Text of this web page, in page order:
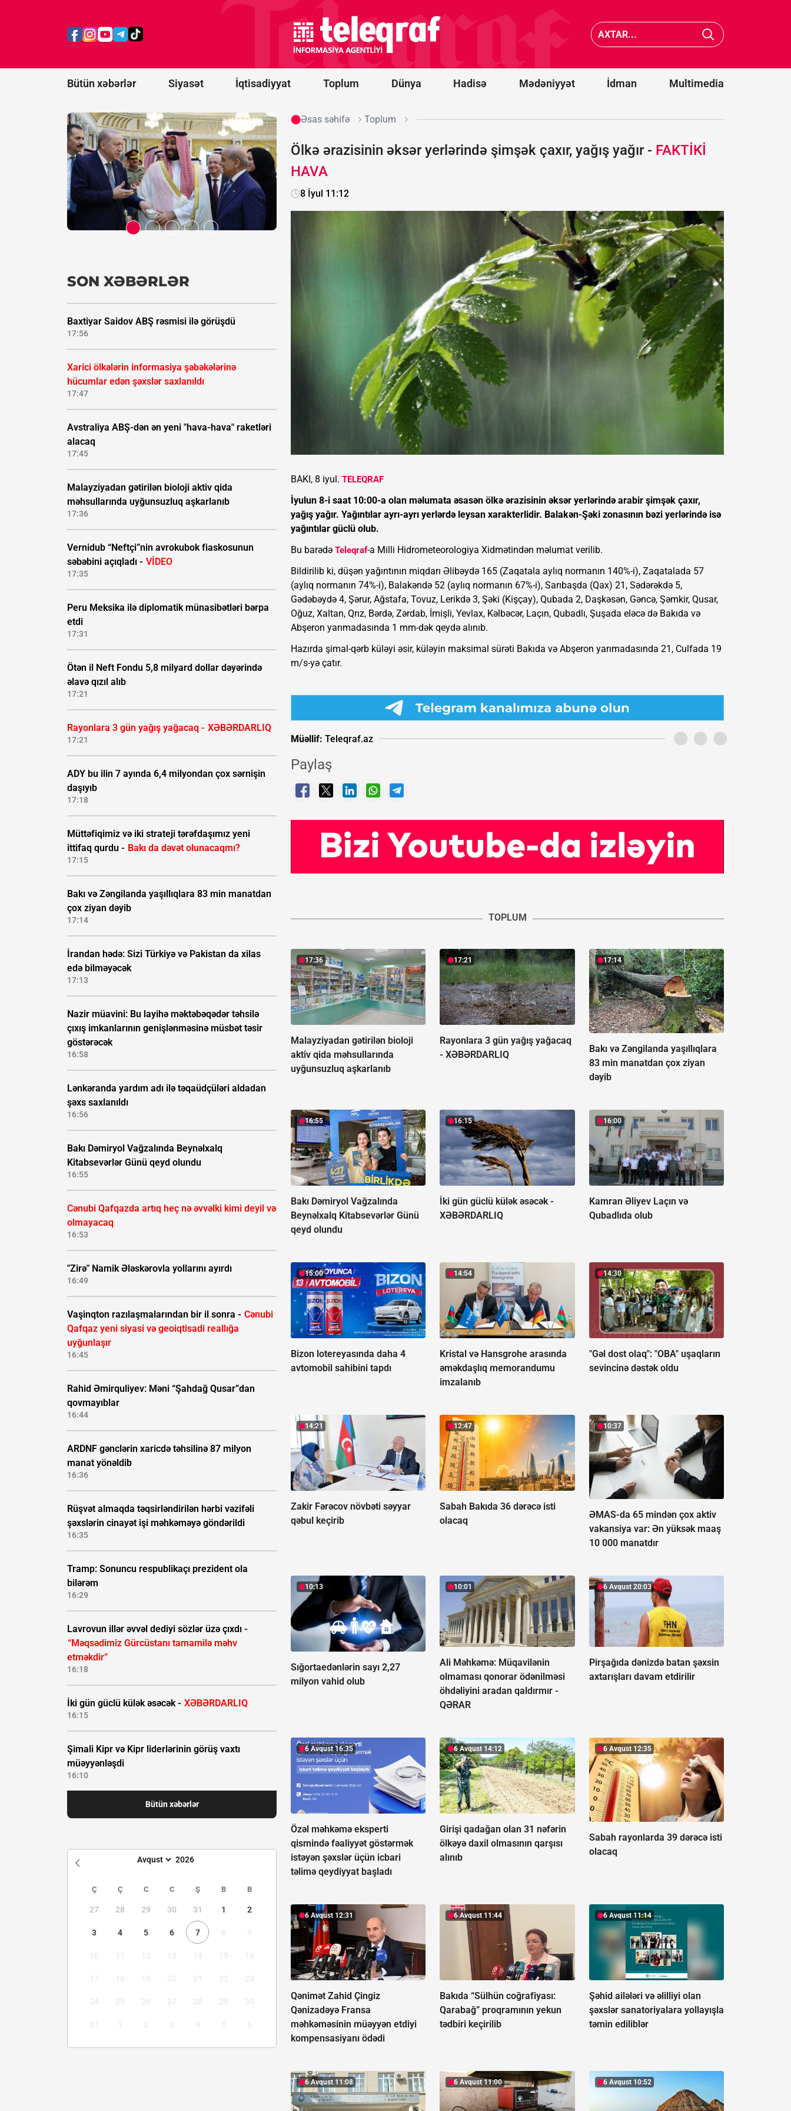
Bütün xəbərlər Siyasət İqtisadiyyat Toplum Dünya Hadisə Mədəniyyət İdman Multimedia
yeni ittifaq
olunacaqmı?
hədə: Sizi
Türkiyə və
Pakistan
da xilas
edə
bilməyəcək
təqsirləndirilən
hərbi vəzifəli
şəxslərin
cinayət işi
göndərildi
SON XƏBƏRLƏR
Baxtiyar Saidov ABŞ rəsmisi ilə görüşdü
17:56
Xarici ölkələrin informasiya şəbəkələrinə
hücumlar edən şəxslər saxlanıldı
17:47
Avstraliya ABŞ-dən ən yeni "hava-hava" raketləri
alacaq
17:45
Malayziyadan gətirilən bioloji aktiv qida
məhsullarında uyğunsuzluq aşkarlanıb
17:36
Vernidub “Neftçi”nin avrokubok fiaskosunun
səbəbini açıqladı - VİDEO
17:35
Peru Meksika ilə diplomatik münasibətləri bərpa
etdi
17:31
Ötən il Neft Fondu 5,8 milyard dollar dəyərində
əlavə qızıl alıb
17:21
Rayonlara 3 gün yağış yağacaq - XƏBƏRDARLIQ
17:21
ADY bu ilin 7 ayında 6,4 milyondan çox sərnişin
daşıyıb
17:18
Müttəfiqimiz və iki strateji tərəfdaşımız yeni
ittifaq qurdu - Bakı da dəvət olunacaqmı?
17:15
Bakı və Zəngilanda yaşıllıqlara 83 min manatdan
çox ziyan dəyib
17:14
İrandan hədə: Sizi Türkiyə və Pakistan da xilas
edə bilməyəcək
17:13
Nazir müavini: Bu layihə məktəbəqədər təhsilə
çıxış imkanlarının genişlənməsinə müsbət təsir
göstərəcək
16:58
Lənkəranda yardım adı ilə təqaüdçüləri aldadan
şəxs saxlanıldı
16:56
Bakı Dəmiryol Vağzalında Beynəlxalq
Kitabsevərlər Günü qeyd olundu
16:55
Cənubi Qafqazda artıq heç nə əvvəlki kimi deyil və
olmayacaq
16:53
"Zirə" Namik Ələskərovla yollarını ayırdı
16:49
Vaşinqton razılaşmalarından bir il sonra - Cənubi
Qafqaz yeni siyasi və geoiqtisadi reallığa
uyğunlaşır
16:45
Rahid Əmirquliyev: Məni “Şahdağ Qusar”dan
qovmayıblar
16:44
ARDNF gənclərin xaricdə təhsilinə 87 milyon
manat yönəldib
16:36
Rüşvət almaqda təqsirləndirilən hərbi vəzifəli
şəxslərin cinayət işi məhkəməyə göndərildi
16:35
Tramp: Sonuncu respublikaçı prezident ola
bilərəm
16:29
Lavrovun illər əvvəl dediyi sözlər üzə çıxdı -
“Məqsədimiz Gürcüstanı tamamilə məhv
etməkdir”
16:18
İki gün güclü külək əsəcək - XƏBƏRDARLIQ
16:15
Şimali Kipr və Kipr liderlərinin görüş vaxtı
müəyyənləşdi
16:10
Bütün xəbərlər
Ç Ç C C Ş B B
27 28 29 30 31 1 2
3 4 5 6 7
Əsas səhifə Toplum
Ölkə ərazisinin əksər yerlərində şimşək çaxır, yağış yağır - FAKTİKİ
HAVA
8 İyul 11:12
BAKI, 8 iyul. TELEQRAF
İyulun 8-i saat 10:00-a olan məlumata əsasən ölkə ərazisinin əksər yerlərində arabir şimşək çaxır,
yağış yağır. Yağıntılar ayrı-ayrı yerlərdə leysan xarakterlidir. Balakən-Şəki zonasının bəzi yerlərində isə
yağıntılar güclü olub.
Bu barədə Teleqraf-a Milli Hidrometeorologiya Xidmətindən məlumat verilib.
Bildirilib ki, düşən yağıntının miqdarı Əlibəydə 165 (Zaqatala aylıq normanın 140%-i), Zaqatalada 57
(aylıq normanın 74%-i), Balakəndə 52 (aylıq normanın 67%-i), Sarıbaşda (Qax) 21, Sədərəkdə 5,
Gədəbəydə 4, Şərur, Ağstafa, Tovuz, Lerikdə 3, Şəki (Kişçay), Qubada 2, Daşkəsən, Gəncə, Şəmkir, Qusar,
Oğuz, Xaltan, Qrız, Bərdə, Zərdab, İmişli, Yevlax, Kəlbəcər, Laçın, Qubadlı, Şuşada eləcə də Bakıda və
Abşeron yarımadasında 1 mm-dək qeydə alınıb.
Hazırda şimal-qərb küləyi əsir, küləyin maksimal sürəti Bakıda və Abşeron yarımadasında 21, Culfada 19
m/s-yə çatır.
Müəllif: Teleqraf.az
Paylaş
TOPLUM
17:36
Malayziyadan gətirilən bioloji
aktiv qida məhsullarında
uyğunsuzluq aşkarlanıb
17:21
Rayonlara 3 gün yağış yağacaq
-XƏBƏRDARLIQ
17:14
Bakı və Zəngilanda yaşıllıqlara
83 min manatdan çox ziyan
dəyib
16:55
Bakı Dəmiryol Vağzalında
Beynəlxalq Kitabsevərlər Günü
qeyd olundu
16:15
İki gün güclü külək əsəcək -
XƏBƏRDARLIQ
16:00
Kamran Əliyev Laçın və
Qubadlıda olub
15:00
Bizon lotereyasında daha 4
avtomobil sahibini tapdı
14:54
Kristal və Hansgrohe arasında
əməkdaşlıq memorandumu
imzalanıb
14:30
"Gəl dost olaq": "OBA" uşaqların
sevincinə dəstək oldu
14:21
Zakir Fərəcov növbəti səyyar
qəbul keçirib
12:47
Sabah Bakıda 36 dərəcə isti
olacaq
10:37
ƏMAS-da 65 mindən çox aktiv
vakansiya var: Ən yüksək maaş
10 000 manatdır
10:13
Sığortaedənlərin sayı 2,27
milyon vahid olub
10:01
Ali Məhkəmə: Müqavilənin
olmaması qonorar ödənilməsi
öhdəliyini aradan qaldırmır -
QƏRAR
6 Avqust 20:03
Pirşağıda dənizdə batan şəxsin
axtarışları davam etdirilir
6 Avqust 16:35
Özəl məhkəmə eksperti
qismində fəaliyyət göstərmək
istəyən şəxslər üçün icbari
təlimə qeydiyyat başladı
6 Avqust 14:12
Girişi qadağan olan 31 nəfərin
ölkəyə daxil olmasının qarşısı
alınıb
6 Avqust 12:35
Sabah rayonlarda 39 dərəcə isti
olacaq
6 Avqust 12:31
Qənimət Zahid Çingiz
Qənizadəyə Fransa
məhkəməsinin müəyyən etdiyi
kompensasiyanı ödədi
6 Avqust 11:44
Bakıda “Sülhün coğrafiyası:
Qarabağ” proqramının yekun
tədbiri keçirilib
6 Avqust 11:14
Şəhid ailələri və əlilliyi olan
şəxslər sanatoriyalara yollayışla
təmin ediliblər
6 Avqust 11:08 6 Avqust 11:00 6 Avqust 10:52